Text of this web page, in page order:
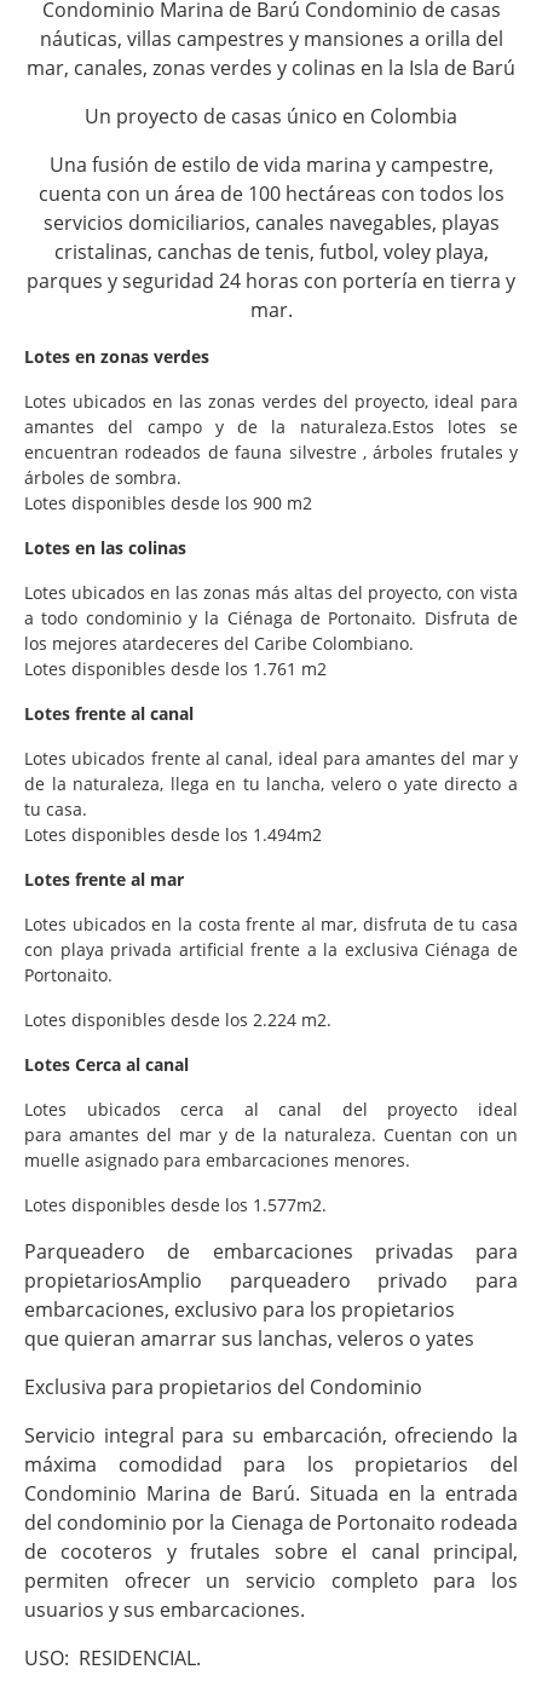
Condominio Marina de Barú Condominio de casas
náuticas, villas campestres y mansiones a orilla del
mar, canales, zonas verdes y colinas en la Isla de Barú
Un proyecto de casas único en Colombia
Una fusión de estilo de vida marina y campestre,
cuenta con un área de 100 hectáreas con todos los
servicios domiciliarios, canales navegables, playas
cristalinas, canchas de tenis, futbol, voley playa,
parques y seguridad 24 horas con portería en tierra y
mar.
Lotes en zonas verdes
Lotes ubicados en las zonas verdes del proyecto, ideal para
amantes del campo y de la naturaleza.Estos lotes se
encuentran rodeados de fauna silvestre , árboles frutales y
árboles de sombra.
Lotes disponibles desde los 900 m2
Lotes en las colinas
Lotes ubicados en las zonas más altas del proyecto, con vista
a todo condominio y la Ciénaga de Portonaito. Disfruta de
los mejores atardeceres del Caribe Colombiano.
Lotes disponibles desde los 1.761 m2
Lotes frente al canal
Lotes ubicados frente al canal, ideal para amantes del mar y
de la naturaleza, llega en tu lancha, velero o yate directo a
tu casa.
Lotes disponibles desde los 1.494m2
Lotes frente al mar
Lotes ubicados en la costa frente al mar, disfruta de tu casa
con playa privada artificial frente a la exclusiva Ciénaga de
Portonaito.
Lotes disponibles desde los 2.224 m2.
Lotes Cerca al canal
Lotes ubicados cerca al canal del proyecto ideal
para amantes del mar y de la naturaleza. Cuentan con un
muelle asignado para embarcaciones menores.
Lotes disponibles desde los 1.577m2.
Parqueadero de embarcaciones privadas para
propietariosAmplio parqueadero privado para
embarcaciones, exclusivo para los propietarios
que quieran amarrar sus lanchas, veleros o yates
Exclusiva para propietarios del Condominio
Servicio integral para su embarcación, ofreciendo la
máxima comodidad para los propietarios del
Condominio Marina de Barú. Situada en la entrada
del condominio por la Cienaga de Portonaito rodeada
de cocoteros y frutales sobre el canal principal,
permiten ofrecer un servicio completo para los
usuarios y sus embarcaciones.
USO: RESIDENCIAL.